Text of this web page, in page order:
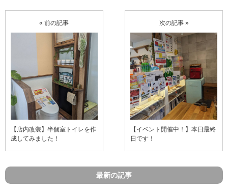
« 前の記事
【店内改装】半個室トイレを作
成してみました！
次の記事 »
【イベント開催中！】本日最終
日です！
最新の記事